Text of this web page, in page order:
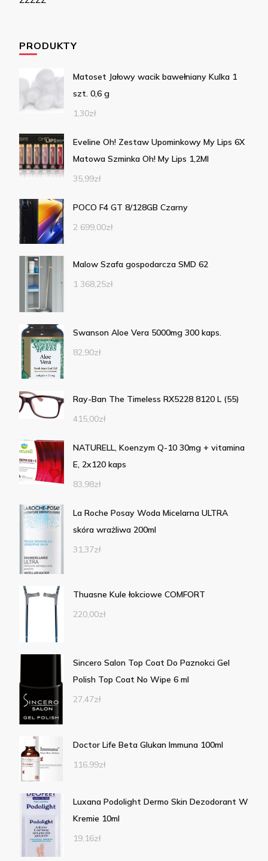
PRODUKTY
Matoset Jałowy wacik bawełniany Kulka 1
szt. 0,6 g
1,30zł
Eveline Oh! Zestaw Upominkowy My Lips 6X
Matowa Szminka Oh! My Lips 1,2Ml
35,99zł
POCO F4 GT 8/128GB Czarny
2 699,00zł
Malow Szafa gospodarcza SMD 62
1 368,25zł
Swanson Aloe Vera 5000mg 300 kaps.
82,90zł
Ray-Ban The Timeless RX5228 8120 L (55)
415,00zł
NATURELL, Koenzym Q-10 30mg + vitamina
E, 2x120 kaps
83,98zł
La Roche Posay Woda Micelarna ULTRA
skóra wrażliwa 200ml
31,37zł
Thuasne Kule łokciowe COMFORT
220,00zł
Sincero Salon Top Coat Do Paznokci Gel
Polish Top Coat No Wipe 6 ml
27,47zł
Doctor Life Beta Glukan Immuna 100ml
116,99zł
Luxana Podolight Dermo Skin Dezodorant W
Kremie 10ml
19,16zł